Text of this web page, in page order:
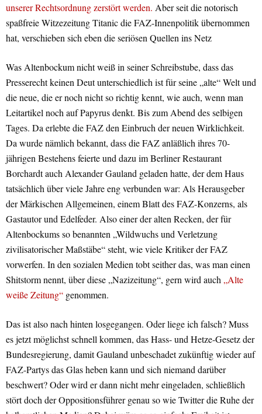
unserer Rechtsordnung zerstört werden. Aber seit die notorisch
spaßfreie Witzezeitung Titanic die FAZ-Innenpolitik übernommen
hat, verschieben sich eben die seriösen Quellen ins Netz
Was Altenbockum nicht weiß in seiner Schreibstube, dass das
Presserecht keinen Deut unterschiedlich ist für seine „alte“ Welt und
die neue, die er noch nicht so richtig kennt, wie auch, wenn man
Leitartikel noch auf Papyrus denkt. Bis zum Abend des selbigen
Tages. Da erlebte die FAZ den Einbruch der neuen Wirklichkeit.
Da wurde nämlich bekannt, dass die FAZ anläßlich ihres 70-
jährigen Bestehens feierte und dazu im Berliner Restaurant
Borchardt auch Alexander Gauland geladen hatte, der dem Haus
tatsächlich über viele Jahre eng verbunden war: Als Herausgeber
der Märkischen Allgemeinen, einem Blatt des FAZ-Konzerns, als
Gastautor und Edelfeder. Also einer der alten Recken, der für
Altenbockums so benannten „Wildwuchs und Verletzung
zivilisatorischer Maßstäbe“ steht, wie viele Kritiker der FAZ
vorwerfen. In den sozialen Medien tobt seither das, was man einen
Shitstorm nennt, über diese „Nazizeitung“, gern wird auch „Alte
weiße Zeitung“ genommen.
Das ist also nach hinten losgegangen. Oder liege ich falsch? Muss
es jetzt möglichst schnell kommen, das Hass- und Hetze-Gesetz der
Bundesregierung, damit Gauland unbeschadet zukünftig wieder auf
FAZ-Partys das Glas heben kann und sich niemand darüber
beschwert? Oder wird er dann nicht mehr eingeladen, schließlich
stört doch der Oppositionsführer genau so wie Twitter die Ruhe der